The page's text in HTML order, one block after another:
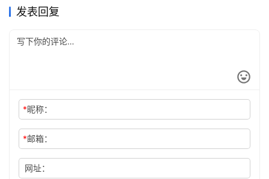
的P…
发表回复
*昵称：
*邮箱：
网址：